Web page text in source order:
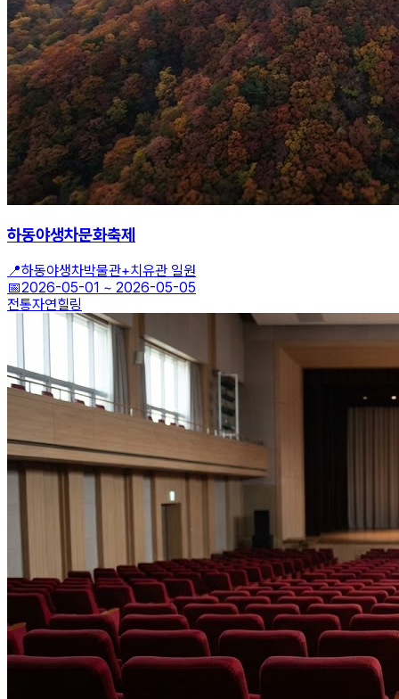
하동야생차문화축제
📍하동야생차박물관+치유관 일원
📅2026-05-01 ~ 2026-05-05
전통자연힐링